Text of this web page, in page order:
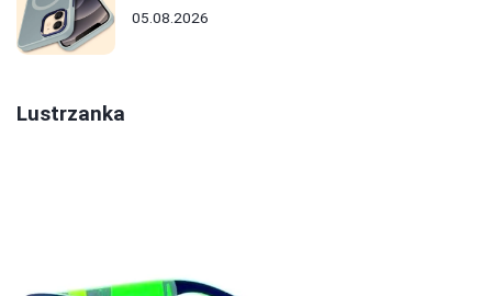
05.08.2026
Lustrzanka